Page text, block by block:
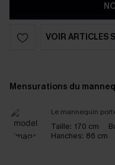
VOIR ARTICLES
Mensurations du
Le mannequin
Taille: 170 cm
Hanches: 86 cm